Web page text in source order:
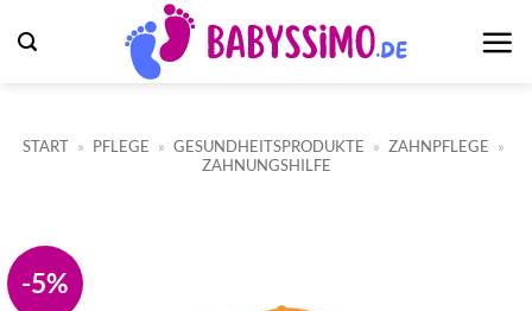
Inhalt
START » PFLEGE » GESUNDHEITSPRODUKTE » ZAHNPFLEGE »
ZAHNUNGSHILFE
-5%